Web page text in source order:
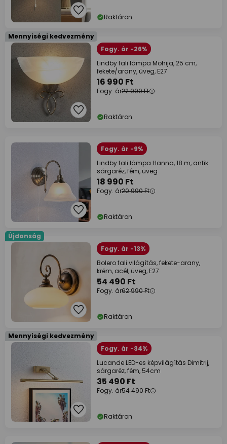
Raktáron
Mennyiségi kedvezmény
Fogy. ár -26%
Lindby fali lámpa Mohija, 25 cm,
fekete/arany, üveg, E27
16 990 Ft
Fogy. ár22 990 Ft
Raktáron
Fogy. ár -9%
Lindby fali lámpa Hanna, 18 m, antik
sárgaréz, fém, üveg
18 990 Ft
Fogy. ár20 990 Ft
Raktáron
Újdonság
Fogy. ár -13%
Bolero fali világítás, fekete-arany,
krém, acél, üveg, E27
54 490 Ft
Fogy. ár62 990 Ft
Raktáron
Mennyiségi kedvezmény
Fogy. ár -34%
Lucande LED-es képvilágítás Dimitrij,
sárgaréz, fém, 54cm
35 490 Ft
Fogy. ár54 490 Ft
Raktáron